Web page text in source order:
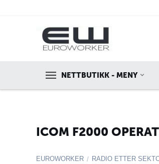
NETTBUTIKK - MENY
ICOM F2000
EUROWORKER / RADIO ETTER